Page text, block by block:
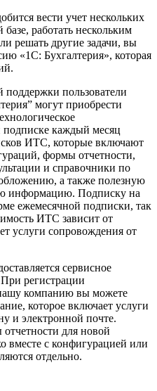
вести учет нескольких
работать нескольким
решать другие задачи, вы
«1С: Бухгалтерия», которая
пользователи
могут приобрести
каждый месяц
ИТС, которые включают
формы отчетности,
и справочники по
а также полезную
информацию. Подписку на
ежемесячной подписки, так
ИТС зависит от
услуги сопровождения от
сервисное
регистрации
компанию вы можете
которое включает услуги
и электронной почте.
для новой
вместе с конфигурацией или
отдельно.